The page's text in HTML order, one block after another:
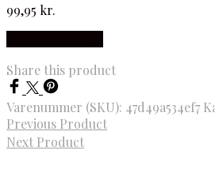
99,95 kr.
Share this product
Varenummer (SKU): 47d49a534ef7
Previous Product
Next Product